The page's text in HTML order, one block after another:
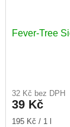
Fever-Tree
32 Kč bez DPH
39 Kč
Měrná
195 Kč / 1 l